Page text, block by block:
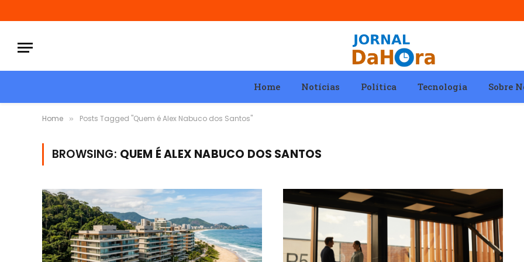
Home Notícias Política Tecnologia Sobre
Home » Posts Tagged "Quem é Alex Nabuco dos Santos"
BROWSING: QUEM É ALEX NABUCO DOS SANTOS